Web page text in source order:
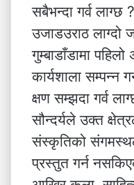
सबैभन्दा गर्व लाग्छ ?
उजाडउराठ लाग्दो
गुम्बाडाँडामा पहिलो
कार्यशाला सम्पन्न
क्षण सम्झदा गर्व
सौन्दर्यले उक्त
संस्कृतिको
प्रस्तुत गर्न